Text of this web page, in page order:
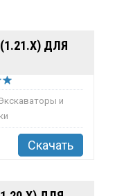
ДЛЯ
и
Скачать